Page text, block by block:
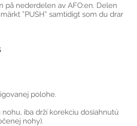
på nederdelen av AFO:en. Delen
”PUSH” samtidigt som du drar
polohe.
iba drží korekciu dosiahnutú
nohy).